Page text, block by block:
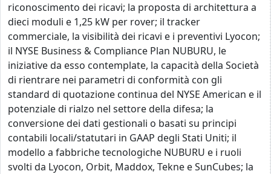
riconoscimento dei ricavi; la proposta di architettura a
dieci moduli e 1,25 kW per rover; il tracker
commerciale, la visibilità dei ricavi e i preventivi Lyocon;
il NYSE Business & Compliance Plan NUBURU, le
iniziative da esso contemplate, la capacità della Società
di rientrare nei parametri di conformità con gli
standard di quotazione continua del NYSE American e il
potenziale di rialzo nel settore della difesa; la
conversione dei dati gestionali o basati su principi
contabili locali/statutari in GAAP degli Stati Uniti; il
modello a fabbriche tecnologiche NUBURU e i ruoli
svolti da Lyocon, Orbit, Maddox, Tekne e SunCubes; la